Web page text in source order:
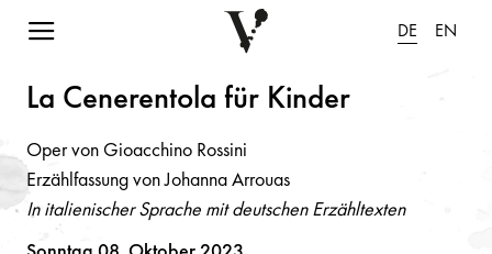
Navigation einblenden DE EN
La Cenerentola für Kinder
Oper von Gioacchino Rossini
Erzählfassung von Johanna Arrouas
In italienischer Sprache mit deutschen Erzähltexten